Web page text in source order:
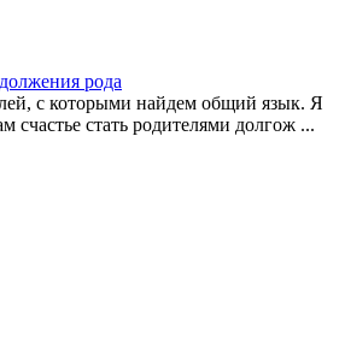
рода
с которыми найдем общий язык. Я
счастье стать родителями долгож ...